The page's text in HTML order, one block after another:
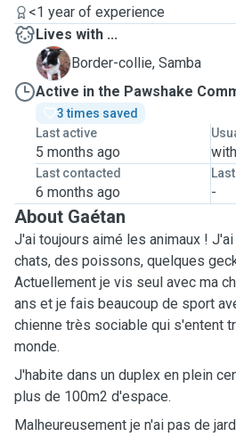
<1 year of experience
Lives with ...
S
Border-collie, Samba
Active in the Pawshake
3 times saved
Last active
5 months ago
Last contacted
6 months ago -
About Gaétan
J'ai toujours aimé les animaux !
chats, des poissons, quelques
Actuellement je vis seul avec ma
ans et je fais beaucoup de sport
chienne très sociable qui s'entent
monde.
J'habite dans un duplex en plein
plus de 100m2 d'espace.
Malheureusement je n'ai pas de